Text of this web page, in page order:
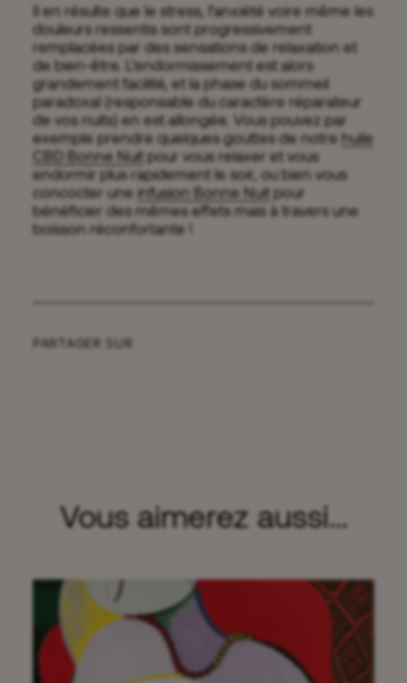
Il en résulte que le stress, l’anxiété voire même les
douleurs ressentis sont progressivement
remplacées par des sensations de relaxation et
de bien-être. L’endormissement est alors
grandement facilité, et la phase du sommeil
paradoxal (responsable du caractère réparateur
de vos nuits) en est allongée. Vous pouvez par
exemple prendre quelques gouttes de notre huile
CBD Bonne Nuitpour vous relaxer et vous
endormir plus rapidement le soir, ou bien vous
concocter une infusion Bonne Nuitpour
bénéficier des mêmes effets mais à travers une
boisson réconfortante !
PARTAGER SUR
Vous aimerez aussi...